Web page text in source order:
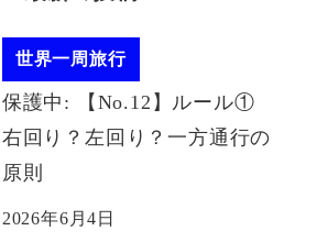
世界一周旅行
保護中: 【No.12】ルール①
右回り？左回り？一方通行の
原則
2026年6月4日